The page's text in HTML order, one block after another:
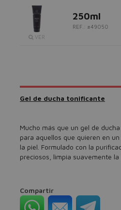
VER
250ml
REF.: #49050
Gel de ducha tonificante
Mucho más que un gel de
para aquellos que quieren en
la piel. Formulado con la
preciosos, limpia suavemente
Compartir